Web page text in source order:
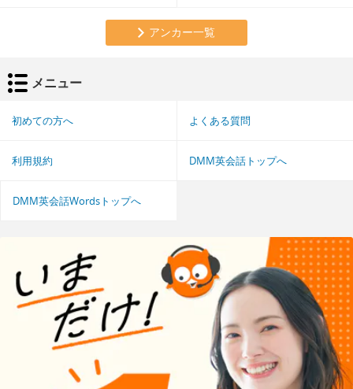
アンカー一覧
メニュー
初めての方へ よくある質問
利用規約 DMM英会話トップへ
DMM英会話Wordsトップへ